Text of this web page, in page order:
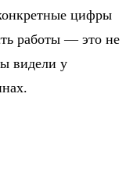
цифры
работы — это не
видели у